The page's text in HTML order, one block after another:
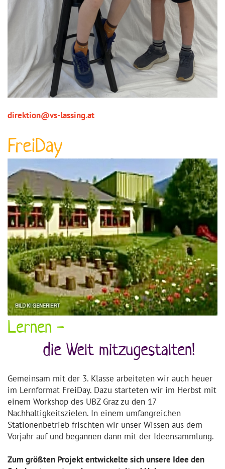
direktion@vs-lassing.at
FreiDay
Lernen -
die Welt mitzugestalten!
Gemeinsam mit der 3. Klasse arbeiteten wir auch heuer
im Lernformat FreiDay. Dazu starteten wir im Herbst mit
einem Workshop des UBZ Graz zu den 17
Nachhaltigkeitszielen. In einem umfangreichen
Stationenbetrieb frischten wir unser Wissen aus dem
Vorjahr auf und begannen dann mit der Ideensammlung.
Zum größten Projekt entwickelte sich unsere Idee den